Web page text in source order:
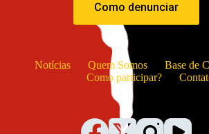
Como denunciar
Notícias Quem Somos
Base de
Como participar?